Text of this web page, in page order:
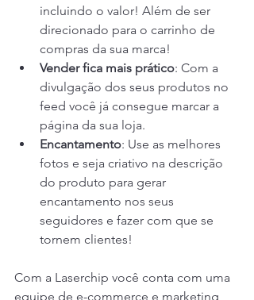
incluindo o valor! Além de ser
direcionado para o carrinho de
compras da sua marca!
Vender fica mais prático: Com a
divulgação dos seus produtos no
feed você já consegue marcar a
página da sua loja.
Encantamento: Use as melhores
fotos e seja criativo na descrição
do produto para gerar
encantamento nos seus
seguidores e fazer com que se
tornem clientes!
Com a Laserchip você conta com uma
equipe de e-commerce e marketing